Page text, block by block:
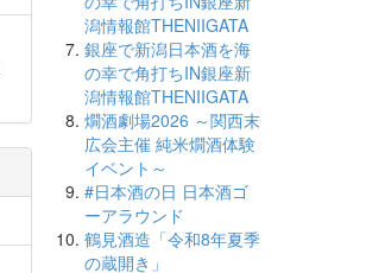
潟情報館THENIIGATA
銀座で新潟日本酒を海
の幸で角打ちIN銀座新
潟情報館THENIIGATA
燗酒劇場2026 ～関西末
広会主催 純米燗酒体験
イベント～
#日本酒の日 日本酒ゴ
ーアラウンド
鶴見酒造「令和8年夏季
の蔵開き」